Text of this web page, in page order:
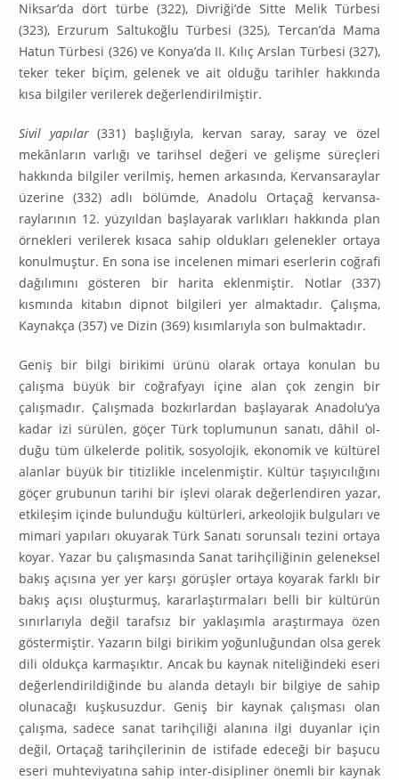
Niksar’da dört türbe (322), Divriği’de Sitte Melik Türbesi
(323), Erzurum Saltukoğlu Türbesi (325), Tercan’da Mama
Hatun Türbesi (326) ve Konya’da II. Kılıç Arslan Türbesi (327),
teker teker biçim, gelenek ve ait olduğu tarihler hakkında
kısa bilgiler verilerek değerlendirilmiştir.
Sivil yapılar(331) başlığıyla, kervan saray, saray ve özel
mekânların varlığı ve tarihsel değeri ve gelişme süreçleri
hakkında bilgiler verilmiş, hemen arka­sında, Kervansaraylar
üzerine (332) adlı bölümde, Anadolu Ortaçağ kervan­sa­
raylarının 12. yüzyıldan başlayarak varlıkları hakkında plan
örnekleri verile­rek kısaca sahip oldukları gelenekler ortaya
konulmuştur. En sona ise incele­nen mimari eserlerin coğrafi
dağılımını gösteren bir harita eklenmiştir. Notlar (337)
kısmında kitabın dipnot bilgileri yer almaktadır. Çalışma,
Kaynakça (357) ve Dizin (369) kısımlarıyla son bulmaktadır.
Geniş bir bilgi birikimi ürünü olarak ortaya konulan bu
çalışma büyük bir coğrafyayı içine alan çok zengin bir
çalışmadır. Çalışmada bozkırlardan başla­yarak Anadolu’ya
kadar izi sürülen, göçer Türk toplumunun sanatı, dâhil ol­
duğu tüm ülkelerde politik, sosyolojik, ekonomik ve kültürel
alanlar büyük bir ti­tizlikle incelenmiştir. Kültür taşıyıcılığını
göçer grubunun tarihi bir işlevi olarak değerlendiren yazar,
etkileşim içinde bulunduğu kültürleri, arkeolojik bulguları ve
mimari yapıları okuyarak Türk Sanatı sorunsalı tezini ortaya
ko­yar. Yazar bu çalışmasında Sanat tarihçiliğinin geleneksel
bakış açısına yer yer karşı görüşler ortaya koyarak farklı bir
bakış açısı oluşturmuş, kararlaştırma­ları belli bir kültürün
sınırlarıyla değil tarafsız bir yaklaşımla araştırmaya özen
göstermiştir. Yazarın bilgi birikim yoğunluğundan olsa gerek
dili oldukça kar­maşıktır. Ancak bu kaynak niteliğindeki eseri
değerlendirildiğinde bu alanda detaylı bir bilgiye de sahip
olunacağı kuşkusuzdur. Geniş bir kaynak çalışması olan
çalışma, sadece sanat tarihçiliği alanına ilgi duyanlar için
değil, Ortaçağ ta­rihçilerinin de istifade edeceği bir başucu
eseri muhteviyatına sahip inter-disipliner önemli bir kaynak